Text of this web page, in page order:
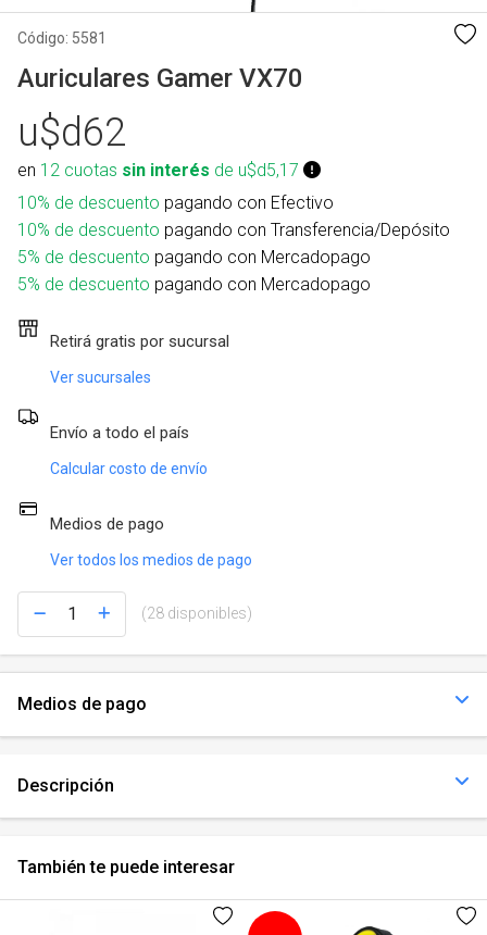
Código: 5581
Auriculares Gamer VX70
u$d62
en 12 cuotas sin interés de u$d5,17
10% de descuento pagando con Efectivo
10% de descuento pagando con Transferencia/Depósito
5% de descuento pagando con Mercadopago
5% de descuento pagando con Mercadopago
Retirá gratis por sucursal
Ver sucursales
Envío a todo el país
Calcular costo de envío
Medios de pago
Ver todos los medios de pago
(28 disponibles)
Medios de pago
Descripción
También te puede interesar